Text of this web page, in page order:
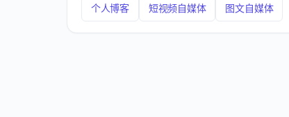
个人博客 短视频自媒体 图文自媒体